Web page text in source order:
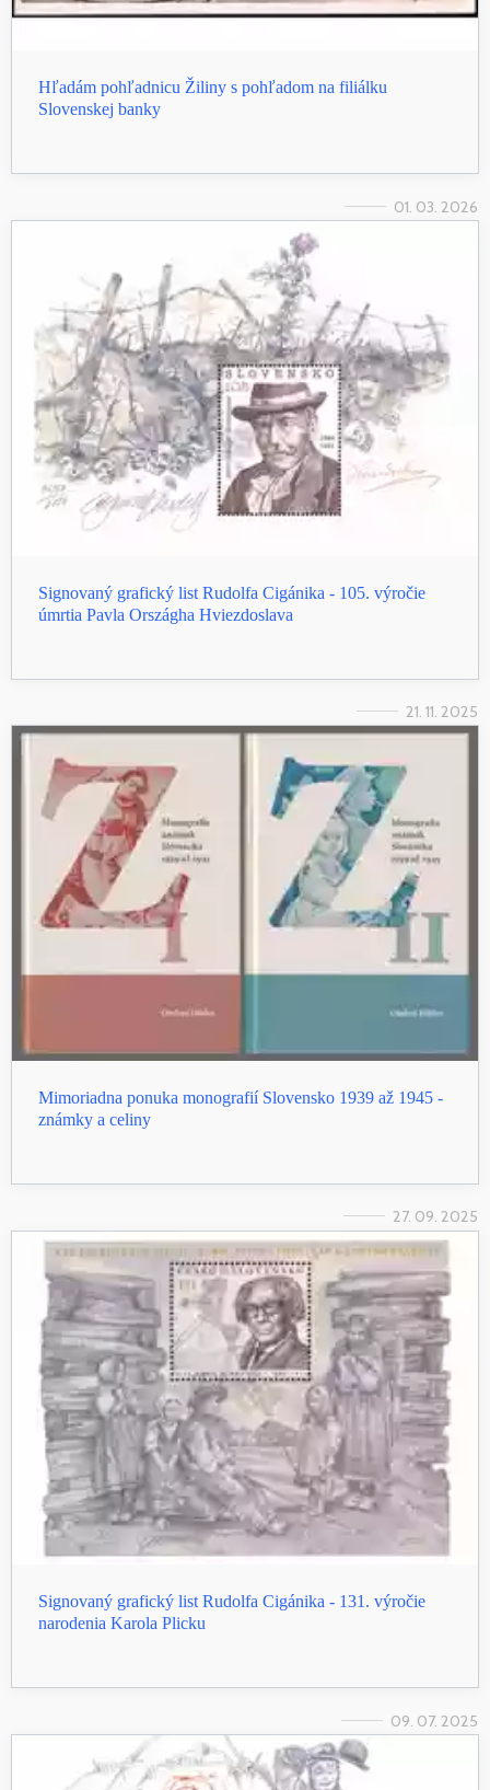
Hľadám pohľadnicu Žiliny s pohľadom na filiálku
Slovenskej banky
01. 03. 2026
Signovaný grafický list Rudolfa Cigánika - 105. výročie
úmrtia Pavla Országha Hviezdoslava
21. 11. 2025
Mimoriadna ponuka monografií Slovensko 1939 až 1945 -
známky a celiny
27. 09. 2025
Signovaný grafický list Rudolfa Cigánika - 131. výročie
narodenia Karola Plicku
09. 07. 2025